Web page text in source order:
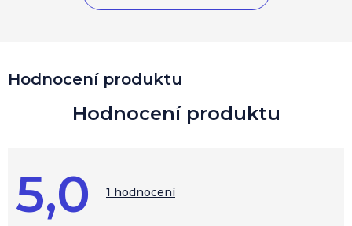
Hodnocení produktu
5,0 hodnocení
produktu
1 hodnocení
V